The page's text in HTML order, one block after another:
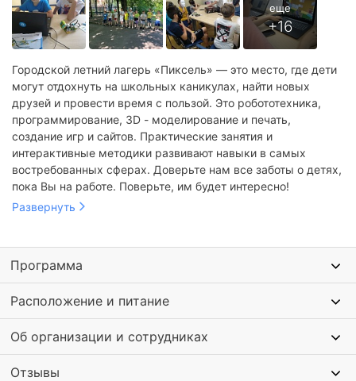
Городской летний лагерь «Пиксель» — это место, где дети
могут отдохнуть на школьных каникулах, найти новых
друзей и провести время с пользой. Это робототехника,
программирование, 3D - моделирование и печать,
создание игр и сайтов. Практические занятия и
интерактивные методики развивают навыки в самых
востребованных сферах. Доверьте нам все заботы о детях,
пока Вы на работе. Поверьте, им будет интересно!
Развернуть
Программа
Расположение и питание
Об организации и сотрудниках
Отзывы